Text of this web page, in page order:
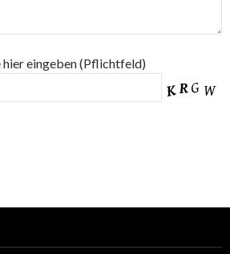
eingeben (Pflichtfeld)